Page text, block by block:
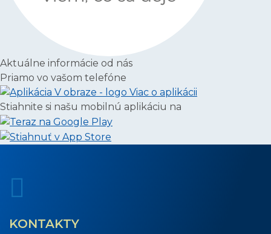
Aktuálne informácie od nás
Priamo vo vašom telefóne
Viac o aplikácii
Stiahnite si našu mobilnú aplikáciu na
KONTAKTY